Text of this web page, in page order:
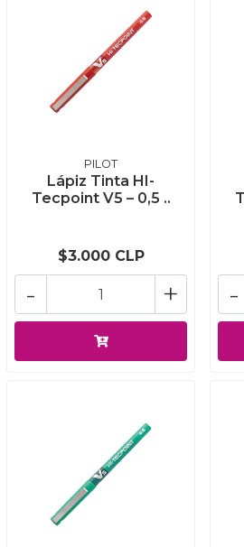
PILOT
Lápiz Tinta HI-
Tecpoint V5 – 0,5 ..
$3.000 CLP
+
- -